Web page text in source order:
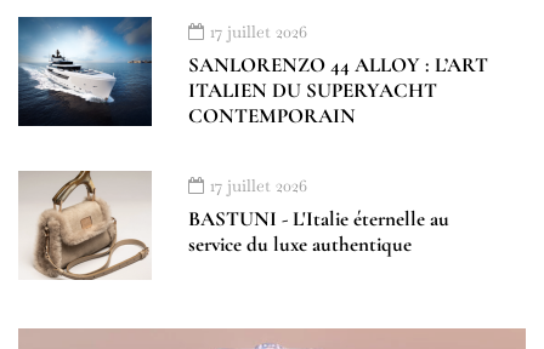
17 juillet 2026
SANLORENZO 44 ALLOY : L’ART
ITALIEN DU SUPERYACHT
CONTEMPORAIN
17 juillet 2026
BASTUNI - L'Italie éternelle au
service du luxe authentique